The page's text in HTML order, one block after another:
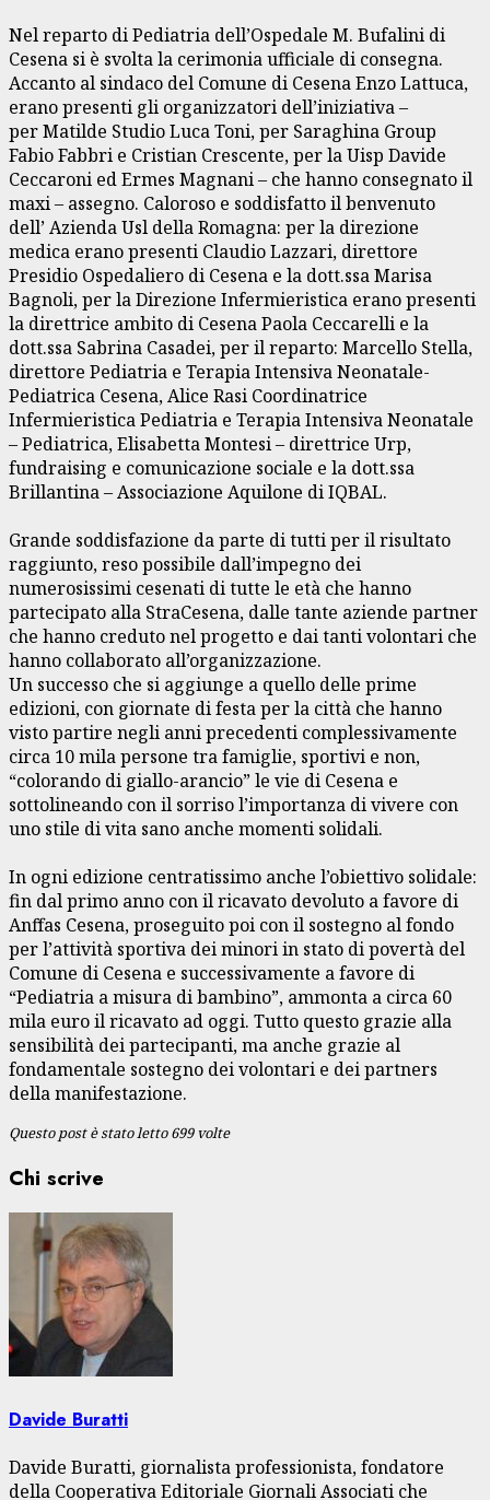
Nel reparto di Pediatria dell’Ospedale M. Bufalini di
Cesena si è svolta la cerimonia ufficiale di consegna.
Accanto al sindaco del Comune di Cesena Enzo Lattuca,
erano presenti gli organizzatori dell’iniziativa –
per Matilde Studio Luca Toni, per Saraghina Group
Fabio Fabbri e Cristian Crescente, per la Uisp Davide
Ceccaroni ed Ermes Magnani – che hanno consegnato il
maxi – assegno. Caloroso e soddisfatto il benvenuto
dell’ Azienda Usl della Romagna: per la direzione
medica erano presenti Claudio Lazzari, direttore
Presidio Ospedaliero di Cesena e la dott.ssa Marisa
Bagnoli, per la Direzione Infermieristica erano presenti
la direttrice ambito di Cesena Paola Ceccarelli e la
dott.ssa Sabrina Casadei, per il reparto: Marcello Stella,
direttore Pediatria e Terapia Intensiva Neonatale-
Pediatrica Cesena, Alice Rasi Coordinatrice
Infermieristica Pediatria e Terapia Intensiva Neonatale
– Pediatrica, Elisabetta Montesi – direttrice Urp,
fundraising e comunicazione sociale e la dott.ssa
Brillantina – Associazione Aquilone di IQBAL.
Grande soddisfazione da parte di tutti per il risultato
raggiunto, reso possibile dall’impegno dei
numerosissimi cesenati di tutte le età che hanno
partecipato alla StraCesena, dalle tante aziende partner
che hanno creduto nel progetto e dai tanti volontari che
hanno collaborato all’organizzazione.
Un successo che si aggiunge a quello delle prime
edizioni, con giornate di festa per la città che hanno
visto partire negli anni precedenti complessivamente
circa 10 mila persone tra famiglie, sportivi e non,
“colorando di giallo-arancio” le vie di Cesena e
sottolineando con il sorriso l’importanza di vivere con
uno stile di vita sano anche momenti solidali.
In ogni edizione centratissimo anche l’obiettivo solidale:
fin dal primo anno con il ricavato devoluto a favore di
Anffas Cesena, proseguito poi con il sostegno al fondo
per l’attività sportiva dei minori in stato di povertà del
Comune di Cesena e successivamente a favore di
“Pediatria a misura di bambino”, ammonta a circa 60
mila euro il ricavato ad oggi. Tutto questo grazie alla
sensibilità dei partecipanti, ma anche grazie al
fondamentale sostegno dei volontari e dei partners
della manifestazione.
Questo post è stato letto 699 volte
Chi scrive
Davide Buratti
Davide Buratti, giornalista professionista, fondatore
della Cooperativa Editoriale Giornali Associati che